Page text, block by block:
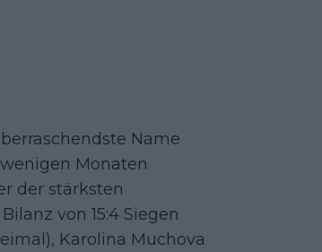
Name
Monaten
der stärksten
von 15:4 Siegen
Karolina Muchova